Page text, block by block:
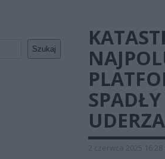
Szukaj
2 czerwca 2025 16:28